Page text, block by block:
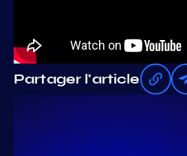
Partager l'article